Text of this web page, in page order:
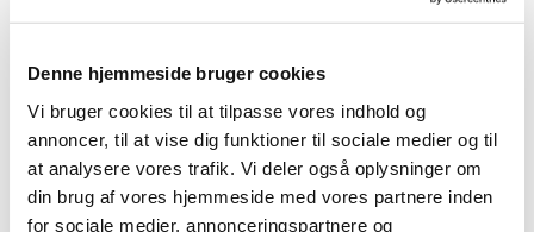
Denne hjemmeside bruger cookies
Vi bruger cookies til at tilpasse vores indhold og
annoncer, til at vise dig funktioner til sociale medier og til
at analysere vores trafik. Vi deler også oplysninger om
din brug af vores hjemmeside med vores partnere inden
for sociale medier, annonceringspartnere og
Der er råd og vejledning at få til strikketøjet. Har man lyst,
kan man strikke dåbsservietter til de børn, der døbes i
kirken. Undervejs synger vi også par sange og der
oplæses en fortælling eller lignende.